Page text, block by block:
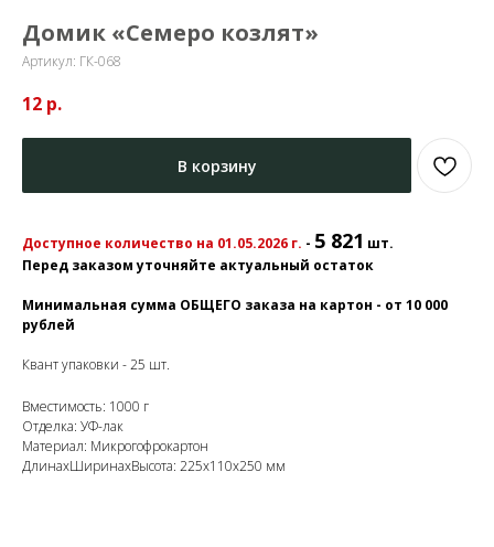
Домик «Семеро козлят»
Артикул: ГК-068
12 р.
В корзину
Доступное количество на 01.05.2026 г. - 5 821 шт.
Перед заказом уточняйте актуальный остаток
Минимальная сумма ОБЩЕГО заказа на картон - от 10 000
рублей
Квант упаковки - 25 шт.
Вместимость: 1000 г
Отделка: УФ-лак
Материал: Микрогофрокартон
ДлинахШиринахВысота: 225х110х250 мм